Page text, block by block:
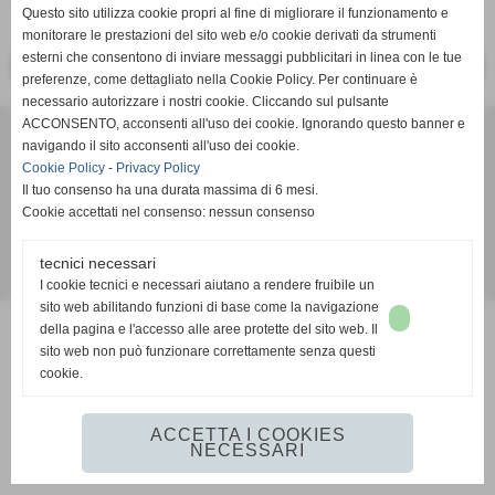
<< PRECEDENTE SUCCESSIVO >>
A.S.D. Serricciolo
via Pisa, Serricciolo - Aulla (Massa-Carrara)
Realizzazione siti web www.sitoper.it
Questo sito utilizza cookie propri al fine di migliorare il funzionamento e
monitorare le prestazioni del sito web e/o cookie derivati da strumenti
esterni che consentono di inviare messaggi pubblicitari in linea con le tue
preferenze, come dettagliato nella Cookie Policy. Per continuare è
necessario autorizzare i nostri cookie. Cliccando sul pulsante
ACCONSENTO, acconsenti all'uso dei cookie. Ignorando questo banner e
navigando il sito acconsenti all'uso dei cookie.
Cookie Policy - Privacy Policy
Il tuo consenso ha una durata massima di 6 mesi.
Cookie accettati nel consenso: nessun consenso
tecnici necessari
I cookie tecnici e necessari aiutano a rendere fruibile un
sito web abilitando funzioni di base come la navigazione
della pagina e l'accesso alle aree protette del sito web. Il
sito web non può funzionare correttamente senza questi
cookie.
ACCETTA I COOKIES
NECESSARI